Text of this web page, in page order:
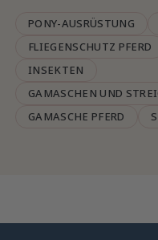
PONY-AUSRÜSTUNG
FLIEGENSCHUTZ PFERD
INSEKTEN
GAMASCHEN UND
GAMASCHE PFERD